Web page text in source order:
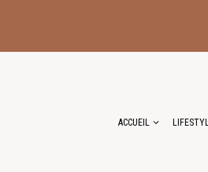
ACCUEIL